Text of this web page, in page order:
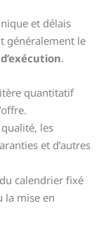
et délais
généralement le
.
quantitatif
les
et d’autres
calendrier fixé
la mise en